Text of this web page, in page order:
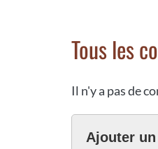
Tous les
Il n'y a pas de
Ajouter